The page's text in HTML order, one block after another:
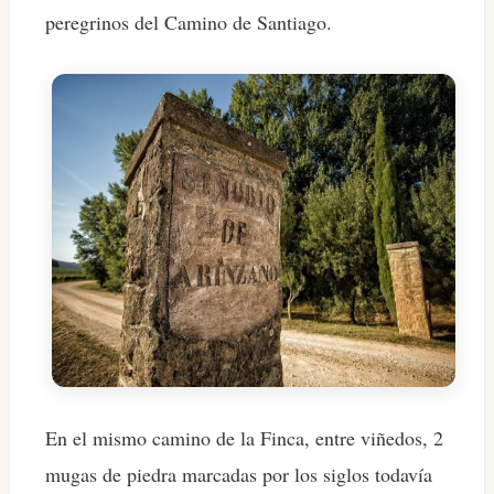
peregrinos del Camino de Santiago.
En el mismo camino de la Finca, entre viñedos, 2
mugas de piedra marcadas por los siglos todavía